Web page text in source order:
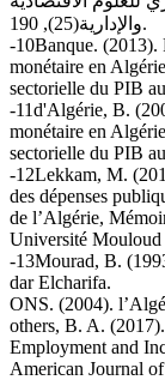
والإدارية(25), 190.
-10Banque. (2013).
monétaire en
sectorielle du PIB
-11d'Algérie, B.
monétaire en
sectorielle du PIB
-12Lekkam, M.
des dépenses
de l’Algérie,
Université
-13Mourad, B.
dar Elcharifa.
ONS. (2004).
others, B. A.
Employment and
American Journal